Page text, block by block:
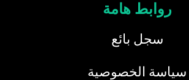
روابط هامة
سجل بائع
سياسة الخصوصية